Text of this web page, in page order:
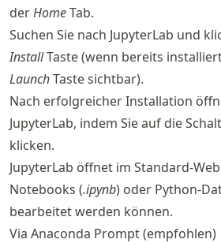
derHomeTab.
Suchen Sie nach JupyterLab und
InstallTaste (wenn bereits
LaunchTaste sichtbar).
Nach erfolgreicher Installation
JupyterLab, indem Sie auf die
klicken.
JupyterLab öffnet im Standard-
Notebooks (.ipynb) oder Python-
bearbeitet werden können.
Via Anaconda Prompt (empfohlen)